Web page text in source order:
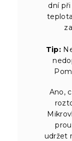
dní
Tip:
Ano,
udržet